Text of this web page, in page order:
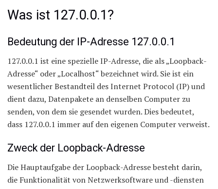
Was ist 127.0.0.1?
Bedeutung der IP-Adresse 127.0.0.1
127.0.0.1 ist eine spezielle IP-Adresse, die als „Loopback-
Adresse“ oder „Localhost“ bezeichnet wird. Sie ist ein
wesentlicher Bestandteil des Internet Protocol (IP) und
dient dazu, Datenpakete an denselben Computer zu
senden, von dem sie gesendet wurden. Dies bedeutet,
dass 127.0.0.1 immer auf den eigenen Computer verweist.
Zweck der Loopback-Adresse
Die Hauptaufgabe der Loopback-Adresse besteht darin,
die Funktionalität von Netzwerksoftware und -diensten